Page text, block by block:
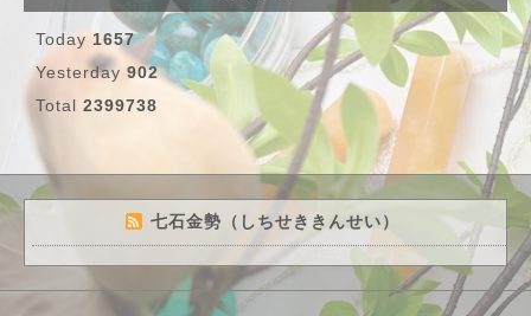
Today 1657
Yesterday 902
Total 2399738
七石金勢（しちせききんせい）